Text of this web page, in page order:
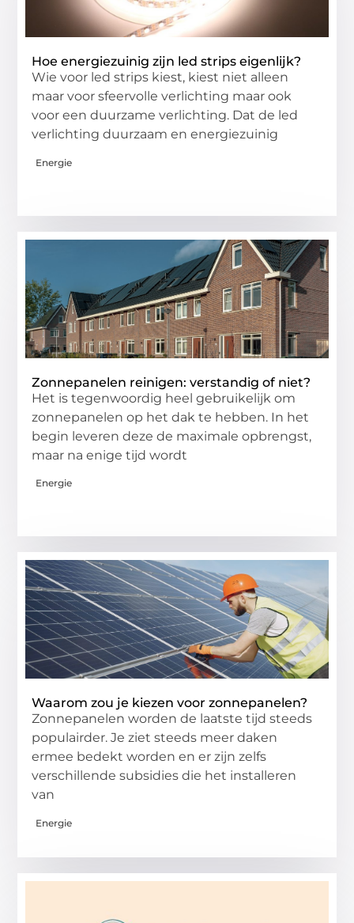
Hoe energiezuinig zijn led strips eigenlijk?
Wie voor led strips kiest, kiest niet alleen
maar voor sfeervolle verlichting maar ook
voor een duurzame verlichting. Dat de led
verlichting duurzaam en energiezuinig
Energie
Zonnepanelen reinigen: verstandig of niet?
Het is tegenwoordig heel gebruikelijk om
zonnepanelen op het dak te hebben. In het
begin leveren deze de maximale opbrengst,
maar na enige tijd wordt
Energie
Waarom zou je kiezen voor zonnepanelen?
Zonnepanelen worden de laatste tijd steeds
populairder. Je ziet steeds meer daken
ermee bedekt worden en er zijn zelfs
verschillende subsidies die het installeren
van
Energie